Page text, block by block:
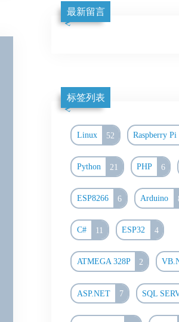
最新留言
标签列表
Linux 52 Raspberry Pi
Python 21 PHP 6
ESP8266 6 Arduino
C# 11 ESP32 4
ATMEGA 328P 2
ASP.NET 7 SQL